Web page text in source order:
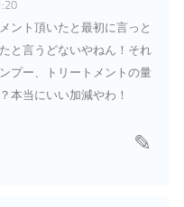
ント頂いたと最初に言っと
と言うどないやねん！それ
プー、トリートメントの量
本当にいい加減やわ！